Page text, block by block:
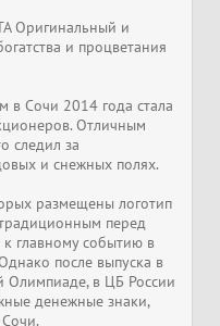
Оригинальный и
и процветания
в Сочи 2014 года стала
Отличным
следил за
и снежных полях.
размещены логотип
перед
главному событию в
после выпуска в
Олимпиаде, в ЦБ России
денежные знаки,